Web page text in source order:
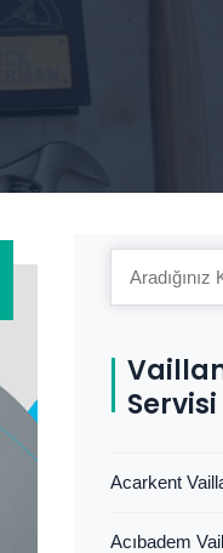
Acarkent
Acıbadem